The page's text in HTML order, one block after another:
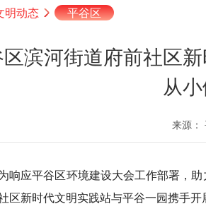
明动态 平谷区
滨河街道府前社区
从
来源：
响应平谷区环境建设大会工作部署，
区新时代文明实践站与平谷一园携手开